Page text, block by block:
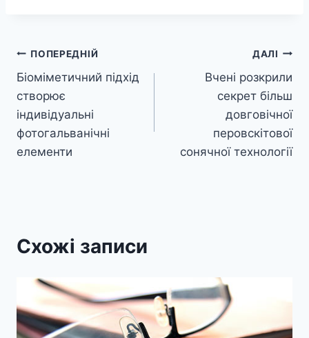
Навігація
записів
ПОПЕРЕДНІЙ
Біоміметичний підхід
створює
індивідуальні
фотогальванічні
елементи
ДАЛІ
Вчені розкрили
секрет більш
довговічної
перовскітової
сонячної технології
Схожі записи